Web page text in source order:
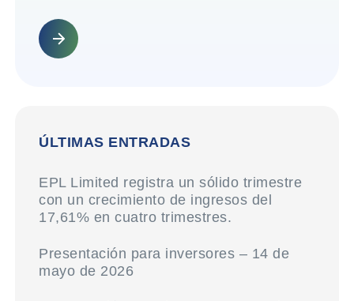
ÚLTIMAS ENTRADAS
EPL Limited registra un sólido trimestre
con un crecimiento de ingresos del
17,61% en cuatro trimestres.
Presentación para inversores – 14 de
mayo de 2026